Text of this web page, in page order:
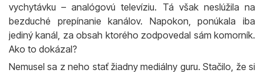
vychytávku – analógovú televíziu. Tá však neslúžila na
bezduché prepínanie kanálov. Napokon, ponúkala iba
jediný kanál, za obsah ktorého zodpovedal sám komorník.
Ako to dokázal?
Nemusel sa z neho stať žiadny mediálny guru. Stačilo, že si